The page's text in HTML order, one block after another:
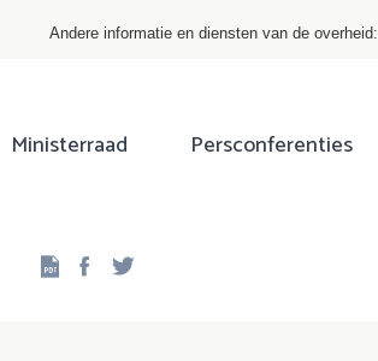
Andere informatie en diensten van de overheid:
Ministerraad Persconferenties
Facebook